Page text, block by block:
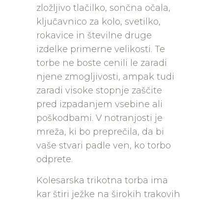
zložljivo tlačilko, sončna očala,
ključavnico za kolo, svetilko,
rokavice in številne druge
izdelke primerne velikosti. Te
torbe ne boste cenili le zaradi
njene zmogljivosti, ampak tudi
zaradi visoke stopnje zaščite
pred izpadanjem vsebine ali
poškodbami. V notranjosti je
mreža, ki bo preprečila, da bi
vaše stvari padle ven, ko torbo
odprete.
Kolesarska trikotna torba ima
kar štiri ježke na širokih trakovih